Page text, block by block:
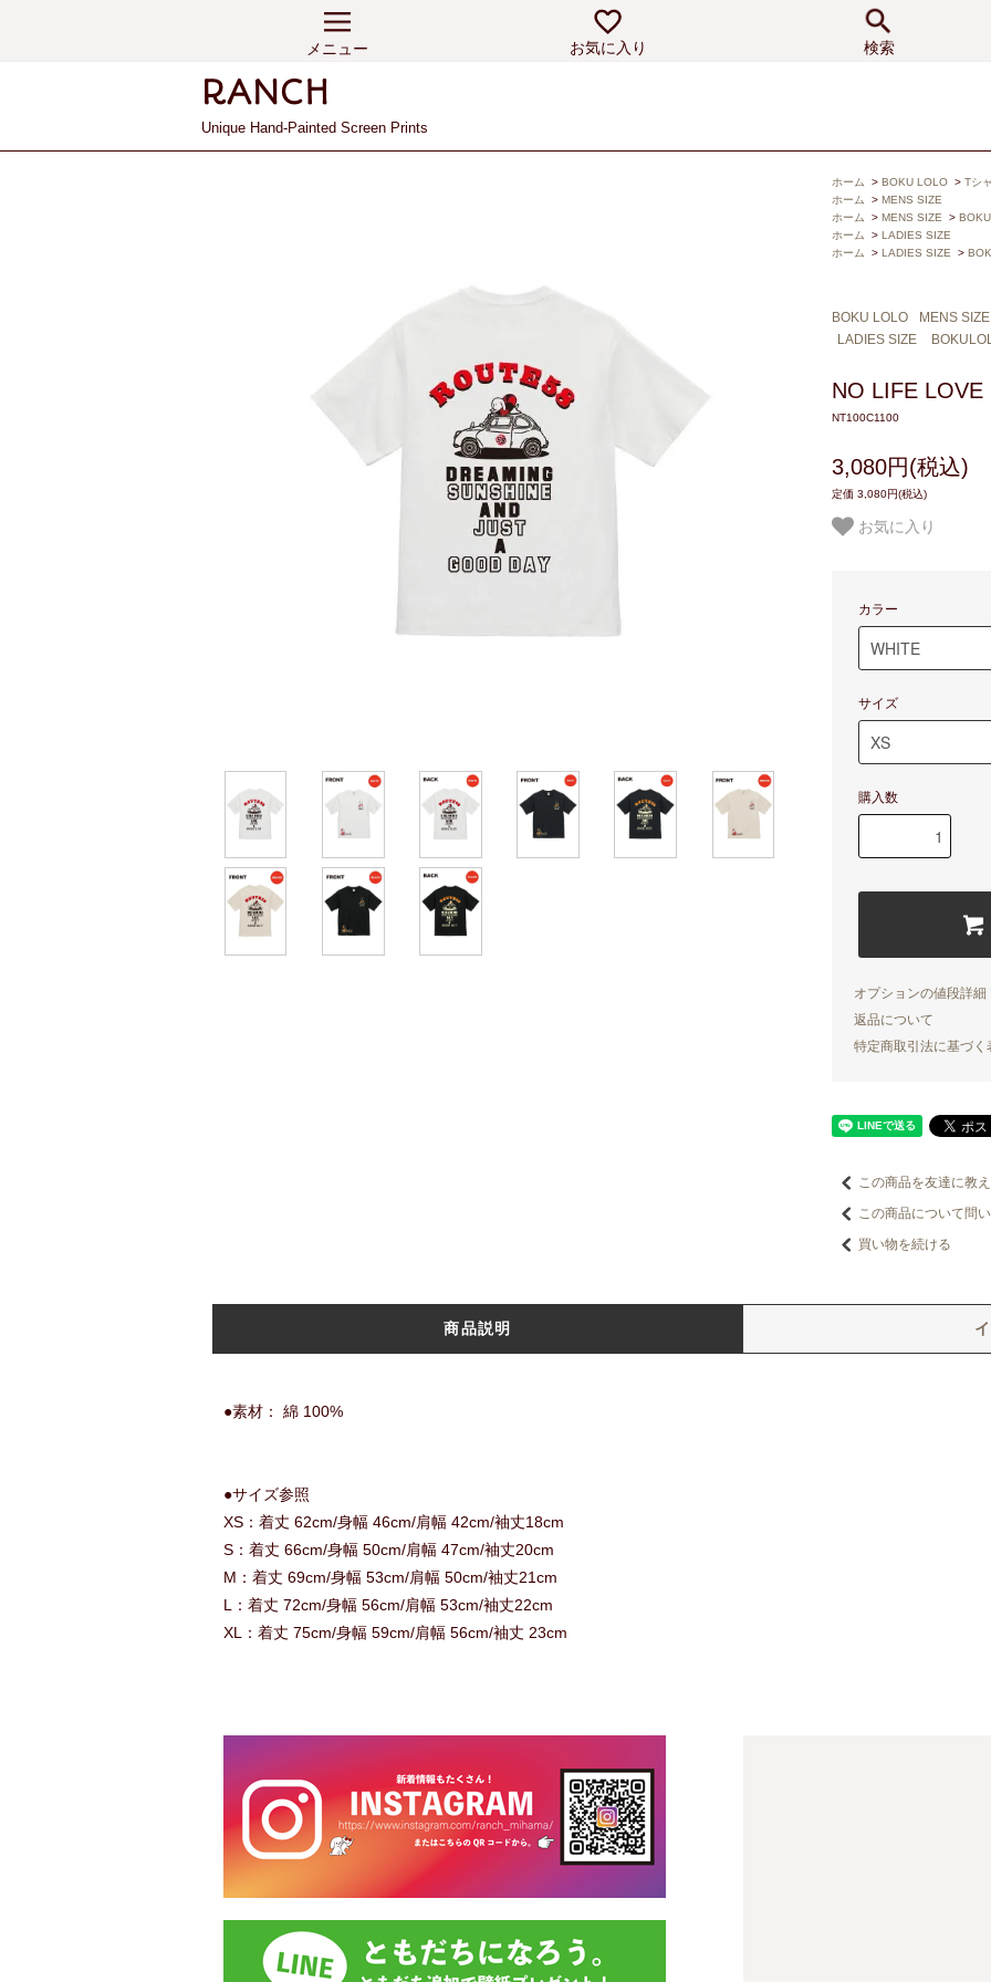
メニュー お気に入り 検索
Unique Hand-Painted Screen Prints
ホーム > BOKU LOLO > Tシ
ホーム
> MENS SIZE
ホーム
> MENS SIZE >
ホーム
> LADIES SIZE
ホーム
> LADIES SIZE >
BOKU LOLO MENS SIZE
LADIES SIZE
NO LIFE LOVE
NT100C1100
3,080円(税込)
定価 3,080円(税込)
お気に入り
カラー
サイズ
購入数
オプションの値段詳細
返品について
特定商取引法に基づく
この商品を友達に教
この商品について問
買い物を続ける
商品説明
●素材： 綿 100%
●サイズ参照
XS：着丈 62cm/身幅 46cm/肩幅 42cm/袖丈18cm
S：着丈 66cm/身幅 50cm/肩幅 47cm/袖丈20cm
M：着丈 69cm/身幅 53cm/肩幅 50cm/袖丈21cm
L：着丈 72cm/身幅 56cm/肩幅 53cm/袖丈22cm
XL：着丈 75cm/身幅 59cm/肩幅 56cm/袖丈 23cm